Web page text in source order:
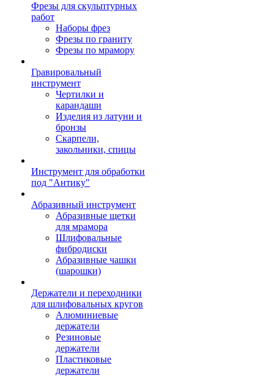
Фрезы для скульптурных
работ
Наборы фрез
Фрезы по граниту
Фрезы по мрамору
Гравировальный
инструмент
Чертилки и
карандаши
Изделия из латуни и
бронзы
Скарпели,
закольники, спицы
Инструмент для обработки
под "Антику"
Абразивный инструмент
Абразивные щетки
для мрамора
Шлифовальные
фибродиски
Абразивные чашки
(шарошки)
Держатели и переходники
для шлифовальных кругов
Алюминиевые
держатели
Резиновые
держатели
Пластиковые
держатели